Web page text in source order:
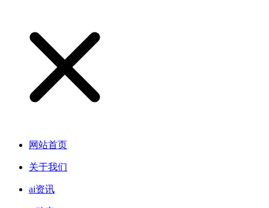
网站首页
关于我们
ai资讯